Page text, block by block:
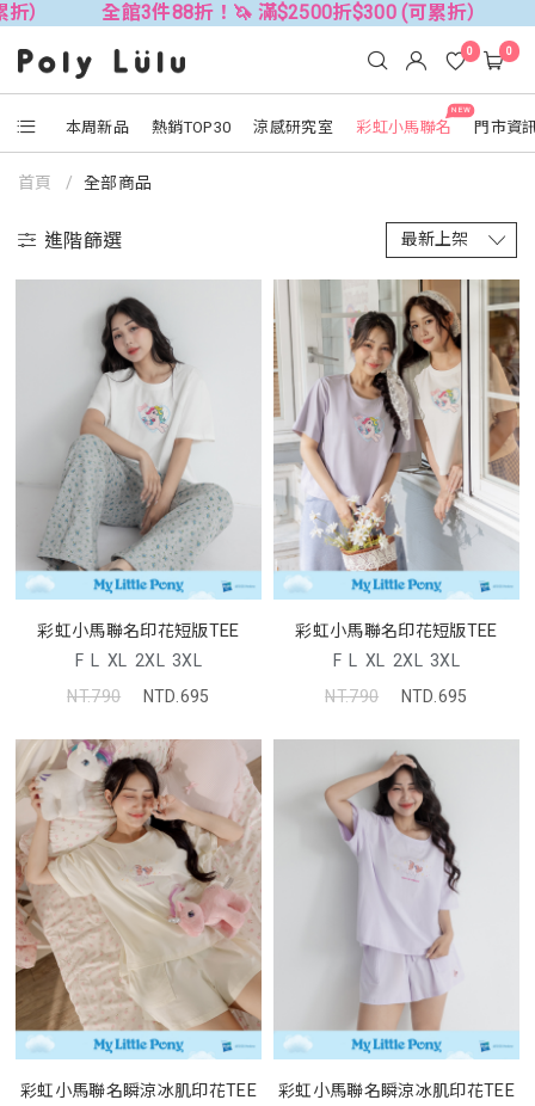
折！🦄 滿$2500折$300 (可累折） 全館3件88折！🦄
本周新品 熱銷TOP30 涼感研究室
NEW
彩虹小馬聯名 門市資
0 0
首頁 全部商品
進階篩選
彩虹小馬聯名印花短版TEE
F L XL 2XL 3XL
NT.790
NTD.695
彩虹小馬聯名印花短版TEE
F L XL 2XL 3XL
NT.790
NTD.695
彩虹小馬聯名瞬涼冰肌印花TEE
彩虹小馬聯名瞬涼冰肌印花TEE